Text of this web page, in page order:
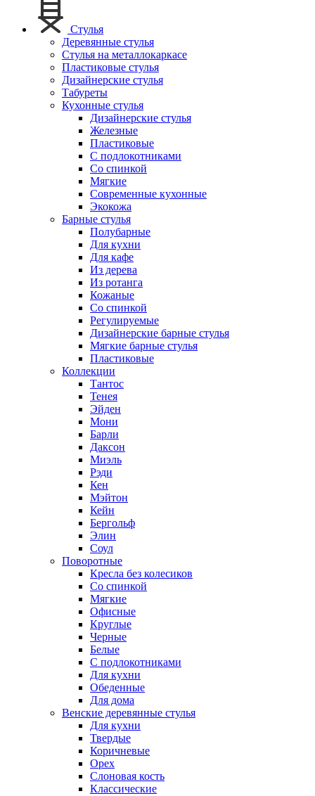
Стулья
Деревянные стулья
Стулья на металлокаркасе
Пластиковые стулья
Дизайнерские стулья
Табуреты
Кухонные стулья
Дизайнерские стулья
Железные
Пластиковые
С подлокотниками
Со спинкой
Мягкие
Современные кухонные
Экокожа
Барные стулья
Полубарные
Для кухни
Для кафе
Из дерева
Из ротанга
Кожаные
Со спинкой
Регулируемые
Дизайнерские барные стулья
Мягкие барные стулья
Пластиковые
Коллекции
Тантос
Тенея
Эйден
Мони
Барли
Даксон
Миэль
Рэди
Кен
Мэйтон
Кейн
Бергольф
Элин
Соул
Поворотные
Кресла без колесиков
Со спинкой
Мягкие
Офисные
Круглые
Черные
Белые
С подлокотниками
Для кухни
Обеденные
Для дома
Венские деревянные стулья
Для кухни
Твердые
Коричневые
Орех
Слоновая кость
Классические